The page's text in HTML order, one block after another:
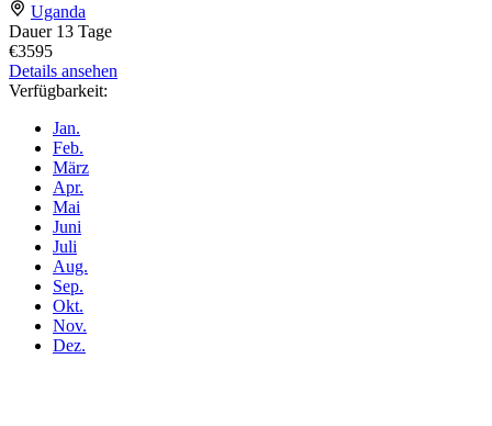
Uganda
Dauer 13 Tage
€3595
Details ansehen
Verfügbarkeit:
Jan.
Feb.
März
Apr.
Mai
Juni
Juli
Aug.
Sep.
Okt.
Nov.
Dez.